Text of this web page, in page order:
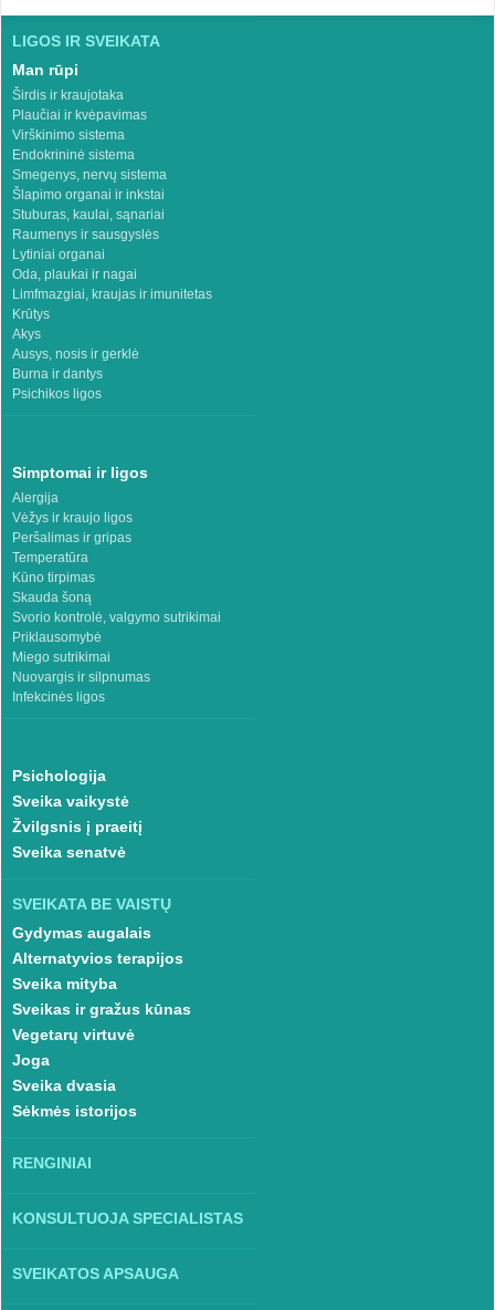
LIGOS IR SVEIKATA
Man rūpi
Širdis ir kraujotaka
Plaučiai ir kvėpavimas
Virškinimo sistema
Endokrininė sistema
Smegenys, nervų sistema
Šlapimo organai ir inkstai
Stuburas, kaulai, sąnariai
Raumenys ir sausgyslės
Lytiniai organai
Oda, plaukai ir nagai
Limfmazgiai, kraujas ir imunitetas
Krūtys
Akys
Ausys, nosis ir gerklė
Burna ir dantys
Psichikos ligos
Simptomai ir ligos
Alergija
Vėžys ir kraujo ligos
Peršalimas ir gripas
Temperatūra
Kūno tirpimas
Skauda šoną
Svorio kontrolė, valgymo sutrikimai
Priklausomybė
Miego sutrikimai
Nuovargis ir silpnumas
Infekcinės ligos
Psichologija
Sveika vaikystė
Žvilgsnis į praeitį
Sveika senatvė
SVEIKATA BE VAISTŲ
Gydymas augalais
Alternatyvios terapijos
Sveika mityba
Sveikas ir gražus kūnas
Vegetarų virtuvė
Joga
Sveika dvasia
Sėkmės istorijos
RENGINIAI
KONSULTUOJA SPECIALISTAS
SVEIKATOS APSAUGA